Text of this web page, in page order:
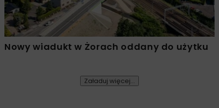
Nowy wiadukt w Żorach oddany do użytku
Załaduj więcej...